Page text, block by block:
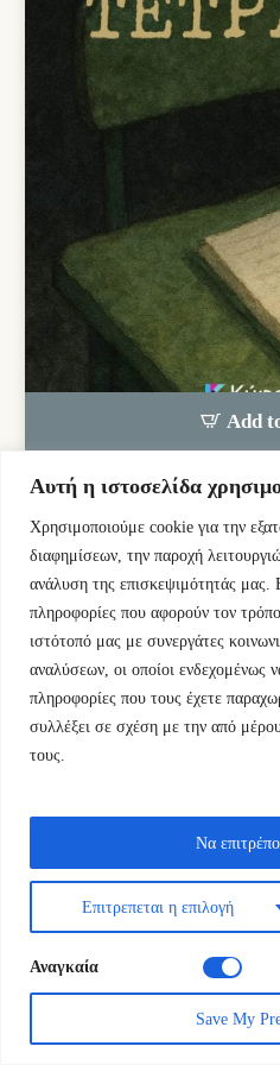
Αυτή η ιστοσελίδα
Χρησιμοποιούμε cookie για την
διαφημίσεων, την παροχή
ανάλυση της επισκεψιμότητάς μας.
πληροφορίες που αφορούν τον
ιστότοπό μας με συνεργάτες
αναλύσεων, οι οποίοι ενδεχομένως
πληροφορίες που τους έχετε
συλλέξει σε σχέση με την από
τους.
Επιτρεπεται η επιλογή
Να
Αναγκαία
Save My
Add
Ιντζέμπελης
Ιστός: Αστυνομική
Το κρυφό
12,00 €